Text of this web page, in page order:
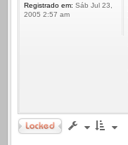
Registrado em: Sáb Jul 23,
2005 2:57 am
Trancado